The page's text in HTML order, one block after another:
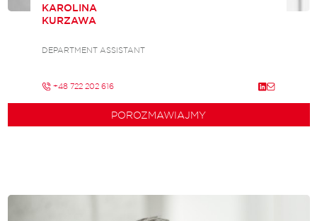
KAROLINA
KURZAWA
DEPARTMENT ASSISTANT
+48 722 202 616
POROZMAWIAJMY